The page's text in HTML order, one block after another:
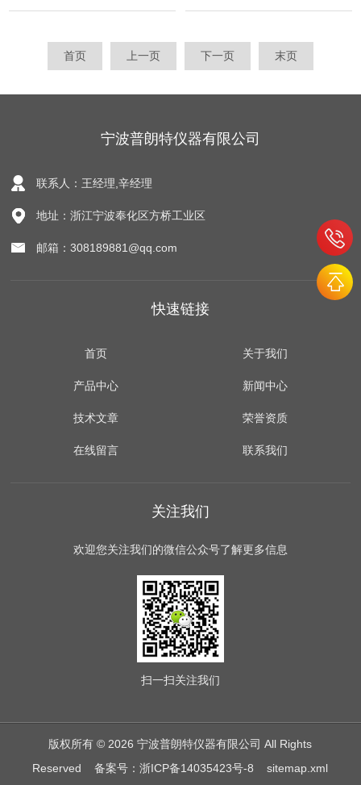
首页 上一页 下一页 末页
宁波普朗特仪器有限公司
联系人：王经理,辛经理
地址：浙江宁波奉化区方桥工业区
邮箱：308189881@qq.com
快速链接
首页 关于我们
产品中心 新闻中心
技术文章 荣誉资质
在线留言 联系我们
关注我们
欢迎您关注我们的微信公众号了解更多信息
扫一扫关注我们
版权所有 © 2026 宁波普朗特仪器有限公司 All Rights
Reserved备案号：浙ICP备14035423号-8 sitemap.xml